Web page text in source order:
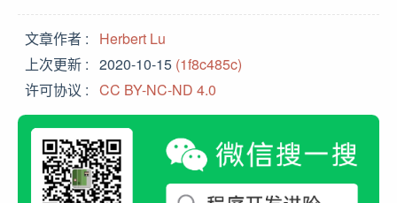
文章作者
Herbert Lu
上次更新
2020-10-15 (1f8c485c)
许可协议
CC BY-NC-ND 4.0